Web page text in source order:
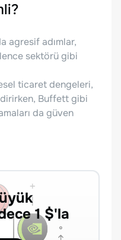
agresif adımlar,
sektörü gibi
ticaret dengeleri,
Buffett gibi
da güven
1 $'la